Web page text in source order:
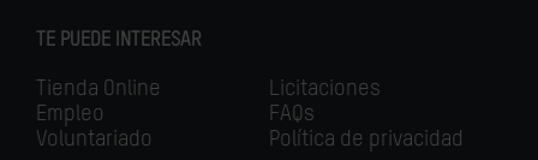
TE PUEDE INTERESAR
Tienda Online
Empleo
Voluntariado
Licitaciones
FAQs
Política de privacidad